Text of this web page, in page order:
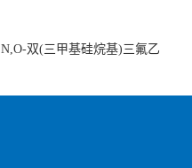
N,O-双(三甲基硅烷基)三氟乙